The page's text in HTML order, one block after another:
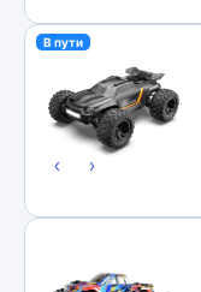
В пути
‹ ›